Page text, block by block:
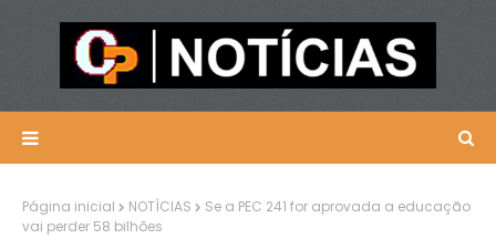
Página inicial NOTÍCIAS
Se a PEC 241 for aprovada a educação
vai perder 58 bilhões